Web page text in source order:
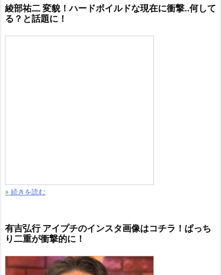
綾部祐二 変貌！ハードボイルドな現在に衝撃..何して
る？と話題に！
» 続きを読む
有吉弘行 アイプチのインスタ画像はコチラ！ぱっち
り二重が衝撃的に！